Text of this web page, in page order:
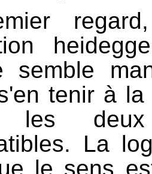
semble
tenir à
les deux
La
le sens